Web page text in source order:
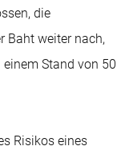
die
Baht weiter nach,
Stand von 50
Risikos eines